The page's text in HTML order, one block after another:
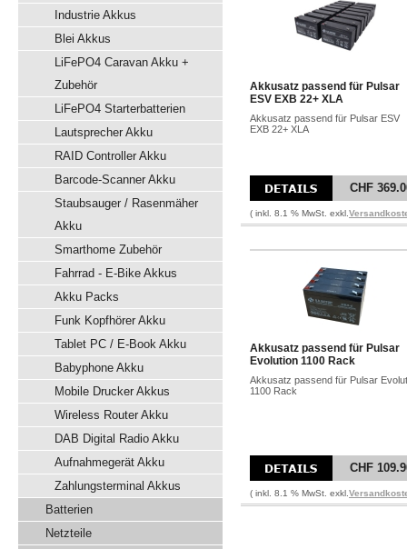
Industrie Akkus
Blei Akkus
LiFePO4 Caravan Akku +
Zubehör
LiFePO4 Starterbatterien
Lautsprecher Akku
RAID Controller Akku
Barcode-Scanner Akku
Staubsauger / Rasenmäher
Akku
Smarthome Zubehör
Fahrrad - E-Bike Akkus
Akku Packs
Funk Kopfhörer Akku
Tablet PC / E-Book Akku
Babyphone Akku
Mobile Drucker Akkus
Wireless Router Akku
DAB Digital Radio Akku
Aufnahmegerät Akku
Zahlungsterminal Akkus
Batterien
Netzteile
Akkusatz passend für Pulsar
ESV EXB 22+ XLA
Akkusatz passend für Pulsar ESV
EXB 22+ XLA
CHF
( inkl. 8.1 % MwSt. exkl.
Akkusatz passend für Pulsar
Evolution 1100 Rack
Akkusatz passend für Pulsar
1100 Rack
CHF
( inkl. 8.1 % MwSt. exkl.